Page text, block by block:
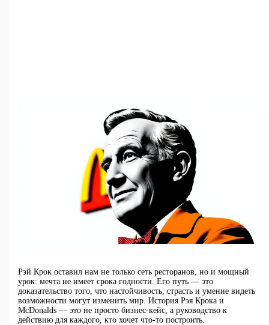
Рэй Крок оставил нам не только сеть ресторанов, но и мощный
урок: мечта не имеет срока годности. Его путь — это
доказательство того, что настойчивость, страсть и умение видеть
возможности могут изменить мир. История Рэя Крока и
McDonalds — это не просто бизнес-кейс, а руководство к
действию для каждого, кто хочет что-то построить.